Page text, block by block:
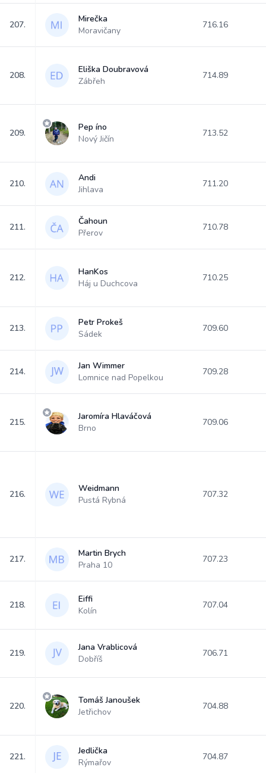
207.
Mirečka
Moravičany
716.16
208.
Eliška Doubravová
Zábřeh
714.89
209.
Pep íno
Nový Jičín
713.52
210.
Andi
Jihlava
711.20
211.
Čahoun
Přerov
710.78
212.
HanKos
Háj u Duchcova
710.25
213.
Petr Prokeš
Sádek
709.60
214.
Jan Wimmer
Lomnice nad Popelkou
709.28
215.
Jaromíra Hlaváčová
Brno
709.06
216.
Weidmann
Pustá Rybná
707.32
217.
Martin Brych
Praha 10
707.23
218.
Eiffi
Kolín
707.04
219.
Jana Vrablicová
Dobříš
706.71
220.
Tomáš Janoušek
Jetřichov
704.88
221.
Jedlička
Rýmařov
704.87